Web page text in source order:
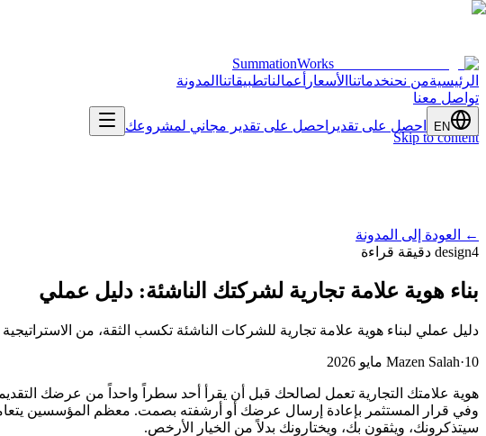
Skip to content
SummationWorks
الرئيسيةمن نحنخدماتنا الأسعار أعمالناتطبيقاتنا المدونة
تواصل معنا
EN احصل على تقدير احصل على تقدير مجاني لمشروعك
←
العودة إلى المدونة
design4 دقيقة قراءة
بناء هوية علامة تجارية لشركتك الناشئة: دليل عملي
دليل عملي لبناء هوية علامة تجارية للشركات الناشئة تكسب الثقة، من
Mazen Salah·10 مايو 2026
هوية علامتك التجارية تعمل لصالحك قبل أن يقرأ أحد سطراً واحداً من عرضك
وفي قرار المستثمر بإعادة إرسال عرضك أو أرشفته بصمت. معظم المؤسسين
سيتذكرونك، ويثقون بك، ويختارونك بدلاً من الخيار الأرخص.